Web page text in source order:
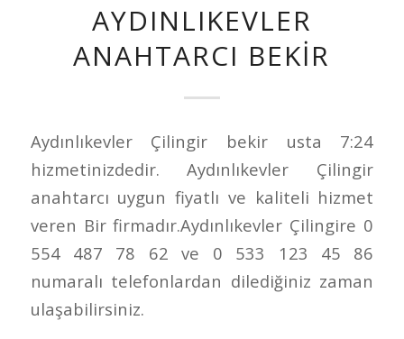
AYDINLIKEVLER
ANAHTARCI BEKIR
Aydınlıkevler Çilingir bekir usta 7:24
hizmetinizdedir. Aydınlıkevler Çilingir
anahtarcı uygun fiyatlı ve kaliteli hizmet
veren Bir firmadır.Aydınlıkevler Çilingire 0
554 487 78 62 ve 0 533 123 45 86
numaralı telefonlardan dilediğiniz zaman
ulaşabilirsiniz.